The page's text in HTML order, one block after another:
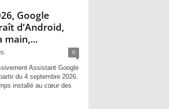
Google
d’Android,
main,...
0
Assistant Google
du 4 septembre 2026.
installé au cœur des